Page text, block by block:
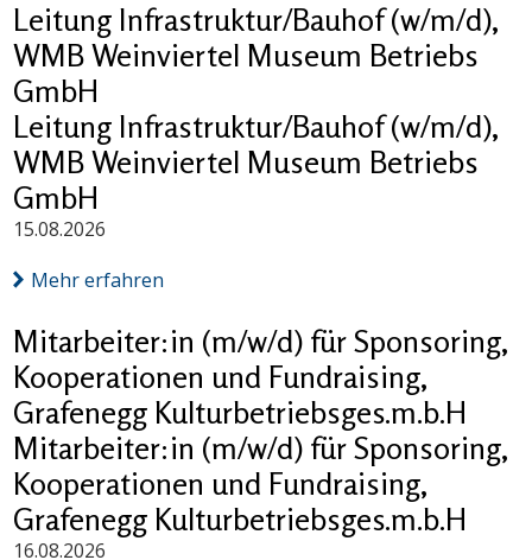
Leitung Infrastruktur/Bauhof (w/m/d),
WMB Weinviertel Museum Betriebs
GmbH
Leitung Infrastruktur/Bauhof (w/m/d),
WMB Weinviertel Museum Betriebs
GmbH
15.08.2026
Mehr erfahren
Mitarbeiter:in (m/w/d) für Sponsoring,
Kooperationen und Fundraising,
Grafenegg Kulturbetriebsges.m.b.H
Mitarbeiter:in (m/w/d) für Sponsoring,
Kooperationen und Fundraising,
Grafenegg Kulturbetriebsges.m.b.H
16.08.2026